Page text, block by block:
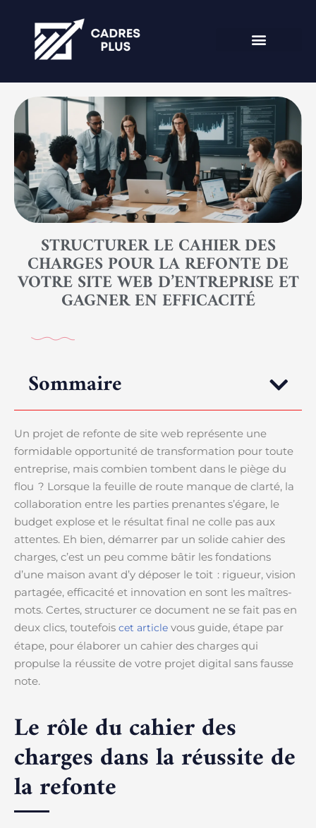
STRUCTURER LE CAHIER DES
CHARGES POUR LA REFONTE DE
VOTRE SITE WEB D’ENTREPRISE ET
GAGNER EN EFFICACITÉ
Sommaire
Un projet de refonte de site web représente une
formidable opportunité de transformation pour toute
entreprise, mais combien tombent dans le piège du
flou ? Lorsque la feuille de route manque de clarté, la
collaboration entre les parties prenantes s’égare, le
budget explose et le résultat final ne colle pas aux
attentes. Eh bien, démarrer par un solide cahier des
charges, c’est un peu comme bâtir les fondations
d’une maison avant d’y déposer le toit : rigueur, vision
partagée, efficacité et innovation en sont les maîtres-
mots. Certes, structurer ce document ne se fait pas en
deux clics, toutefois cet article vous guide, étape par
étape, pour élaborer un cahier des charges qui
propulse la réussite de votre projet digital sans fausse
note.
Le rôle du cahier des
charges dans la réussite de
la refonte